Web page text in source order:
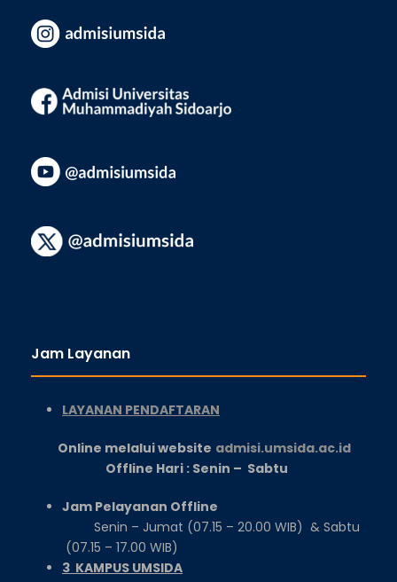
Jam Layanan
LAYANAN PENDAFTARAN
Online melalui website admisi.umsida.ac.id
Offline Hari : Senin – Sabtu
Jam Pelayanan Offline
Senin – Jumat (07.15 – 20.00 WIB) & Sabtu
(07.15 – 17.00 WIB)
3 KAMPUS UMSIDA